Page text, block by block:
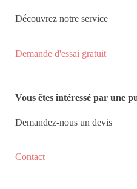
Découvrez notre service
Demande d'essai gratuit
Vous êtes intéressé par une
Demandez-nous un devis
Contact